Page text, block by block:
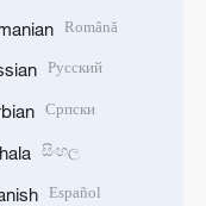
Română
Русский
Српски
සිංහල
Español